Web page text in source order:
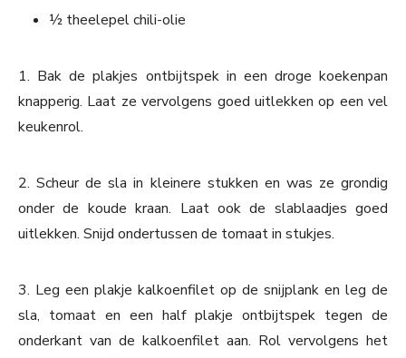
½ theelepel chili-olie
1. Bak de plakjes ontbijtspek in een droge koekenpan
knapperig. Laat ze vervolgens goed uitlekken op een vel
keukenrol.
2. Scheur de sla in kleinere stukken en was ze grondig
onder de koude kraan. Laat ook de slablaadjes goed
uitlekken. Snijd ondertussen de tomaat in stukjes.
3. Leg een plakje kalkoenfilet op de snijplank en leg de
sla, tomaat en een half plakje ontbijtspek tegen de
onderkant van de kalkoenfilet aan. Rol vervolgens het